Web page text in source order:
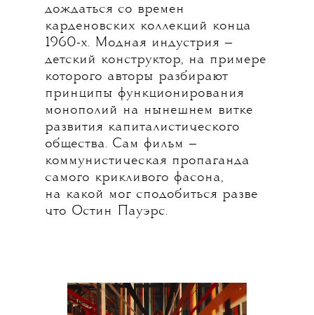
дождаться со времен
карденовских коллекций конца
1960-х. Модная индустрия —
детский конструктор, на примере
которого авторы разбирают
принципы функционирования
монополий на нынешнем витке
развития капиталистического
общества. Сам фильм —
коммунистическая пропаганда
самого крикливого фасона,
на какой мог сподобиться разве
что Остин Пауэрс.